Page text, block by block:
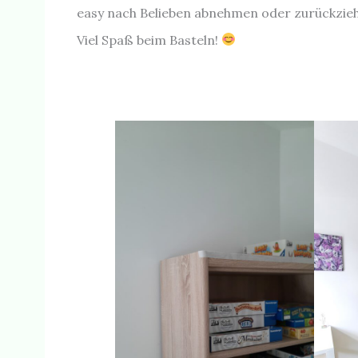
easy nach Belieben abnehmen oder
Viel Spaß beim Basteln!